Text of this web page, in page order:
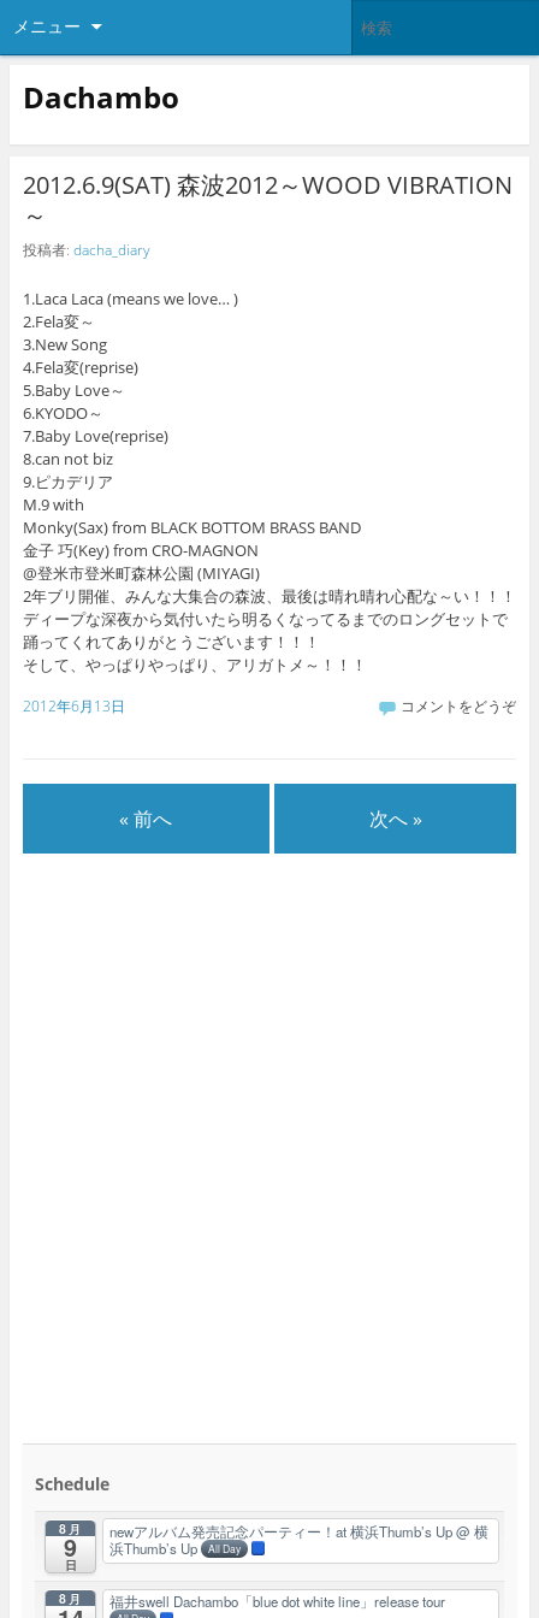
メニュー
Dachambo
2012.6.9(SAT) 森波2012～WOOD VIBRATION
～
投稿者: dacha_diary
1.Laca Laca (means we love… )
2.Fela変～
3.New Song
4.Fela変(reprise)
5.Baby Love～
6.KYODO～
7.Baby Love(reprise)
8.can not biz
9.ピカデリア
M.9 with
Monky(Sax) from BLACK BOTTOM BRASS BAND
金子 巧(Key) from CRO-MAGNON
@登米市登米町森林公園 (MIYAGI)
2年ブリ開催、みんな大集合の森波、最後は晴れ晴れ心配な～い！！！
ディープな深夜から気付いたら明るくなってるまでのロングセットで
踊ってくれてありがとうございます！！！
そして、やっぱりやっぱり、アリガトメ～！！！
2012年6月13日 コメントをどうぞ
« 前へ 次へ »
Schedule
8月
9
日
newアルバム発売記念パーティー！at 横浜Thumb’s Up@ 横
浜Thumb’s Up
All Day
8月 福井swell Dachambo「blue dot white line」release tour